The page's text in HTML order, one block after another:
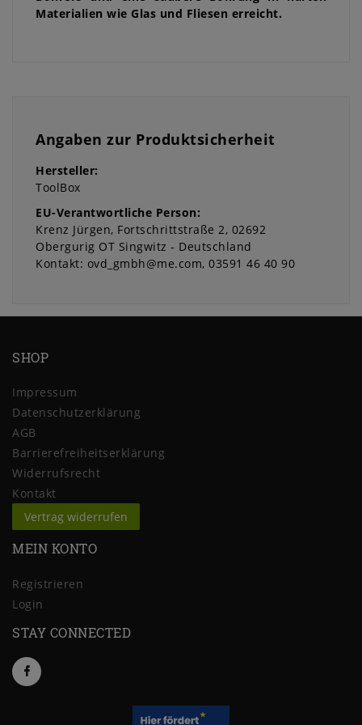
Materialien wie Glas und Fliesen erreicht.
Angaben zur Produktsicherheit
Hersteller:
ToolBox
EU-Verantwortliche Person:
Krenz Jürgen Fortschrittstraße 2 02692
Obergurig OT Singwitz
Deutschland
Kontakt: ovd_gmbh@me.com 03591 46 40 90
SHOP
Impressum
Daten­schutz­erklärung
AGB
Barrierefreiheitserklärung
Widerrufs­recht
Kontakt
Vertrag widerrufen
MEIN KONTO
Registrieren
Login
STAY CONNECTED